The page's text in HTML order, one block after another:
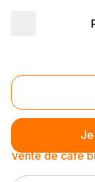
Vente de
Vente de café